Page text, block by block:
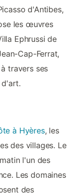
d'Antibes,
les œuvres
Ephrussi de
Cap-Ferrat,
travers ses
d'art.
à Hyères, les
des villages. Le
l'un des
Les domaines
des